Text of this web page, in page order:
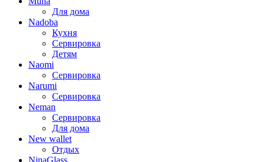
Для дома
Nadoba
Кухня
Сервировка
Детям
Naomi
Сервировка
Narumi
Сервировка
Neman
Сервировка
Для дома
New wallet
Отдых